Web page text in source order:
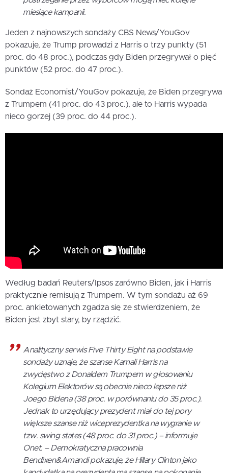
miesiące kampanii.
Jeden z najnowszych sondaży CBS News/YouGov
pokazuje, że Trump prowadzi z Harris o trzy punkty (51
proc. do 48 proc.), podczas gdy Biden przegrywał o pięć
punktów (52 proc. do 47 proc.).
Sondaż Economist/YouGov pokazuje, że Biden przegrywa
z Trumpem (41 proc. do 43 proc.), ale to Harris wypada
nieco gorzej (39 proc. do 44 proc.).
Według badań Reuters/Ipsos zarówno Biden, jak i Harris
praktycznie remisują z Trumpem. W tym sondażu aż 69
proc. ankietowanych zgadza się ze stwierdzeniem, że
Biden jest zbyt stary, by rządzić.
Analityczny serwis Five Thirty Eight na podstawie
sondaży uznaje, że szanse Kamali Harris na
zwycięstwo z Donaldem Trumpem w głosowaniu
Kolegium Elektorów są obecnie nieco lepsze niż
Joego Bidena (38 proc. w porównaniu do 35 proc.).
Jednak to urzędujący prezydent miał do tej pory
większe szanse niż wiceprezydentka na wygranie w
tzw. swing states (48 proc. do 31 proc.) – informuje
Onet. – Demokratyczna pracownia
Bendixen&Amandi pokazuje, że Hillary Clinton jako